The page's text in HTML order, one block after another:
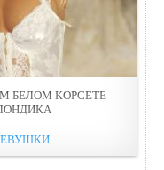
БЕЛОМ КОРСЕТE